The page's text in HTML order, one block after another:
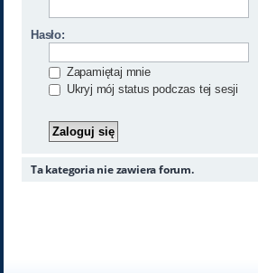
Hasło:
Zapamiętaj mnie
Ukryj mój status podczas tej sesji
Ta kategoria nie zawiera forum.